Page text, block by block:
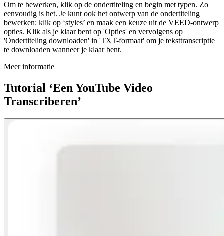
Om te bewerken, klik op de ondertiteling en begin met typen. Zo
eenvoudig is het. Je kunt ook het ontwerp van de ondertiteling
bewerken: klik op ‘styles’ en maak een keuze uit de VEED-ontwerp
opties. Klik als je klaar bent op 'Opties' en vervolgens op
'Ondertiteling downloaden' in 'TXT-formaat' om je teksttranscriptie
te downloaden wanneer je klaar bent.
Meer informatie
Tutorial ‘Een YouTube Video
Transcriberen’